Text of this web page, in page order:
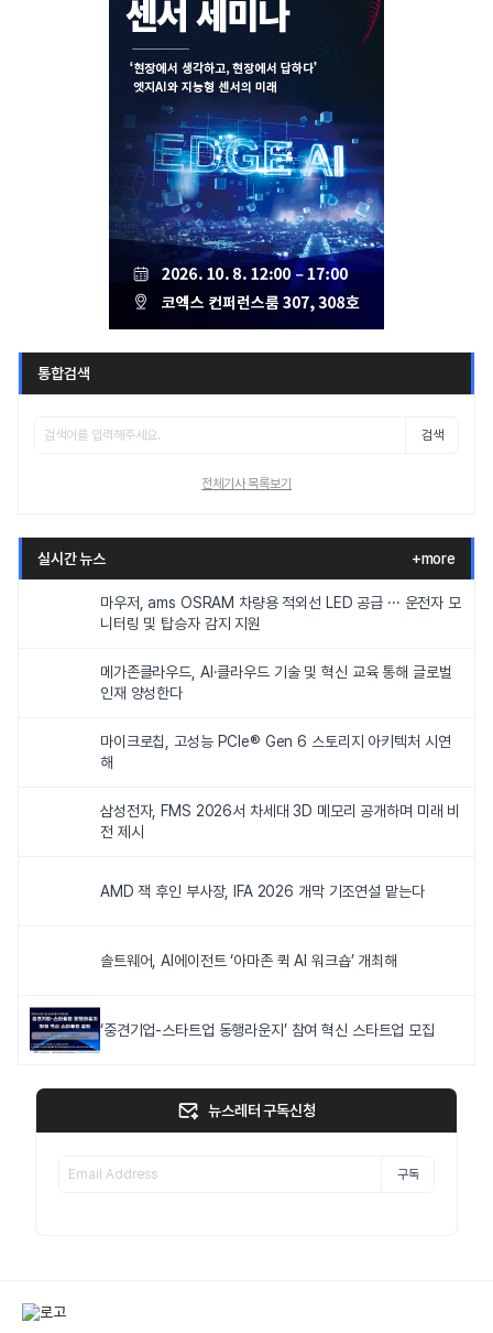
통합검색
검색
전체기사 목록보기
실시간 뉴스 +more
마우저, ams OSRAM 차량용 적외선 LED 공급 ··· 운전자 모
니터링 및 탑승자 감지 지원
메가존클라우드, AI·클라우드 기술 및 혁신 교육 통해 글로벌
인재 양성한다
마이크로칩, 고성능 PCIe® Gen 6 스토리지 아키텍처 시연
해
삼성전자, FMS 2026서 차세대 3D 메모리 공개하며 미래 비
전 제시
AMD 잭 후인 부사장, IFA 2026 개막 기조연설 맡는다
솔트웨어, AI에이전트 ‘아마존 퀵 AI 워크숍’ 개최해
‘중견기업-스타트업 동행라운지’ 참여 혁신 스타트업 모집
뉴스레터 구독신청
구독